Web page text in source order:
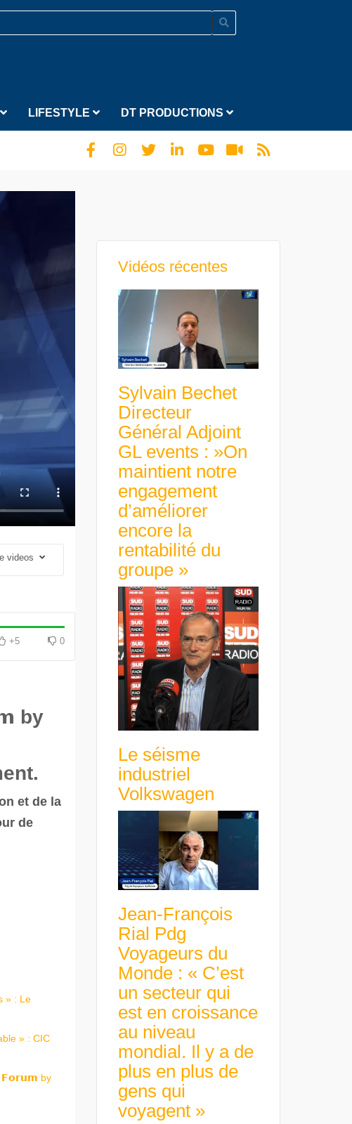
LIFESTYLE DT PRODUCTIONS
Euro numérique : la BCE
avance avec un frein à main !
videos
+5 0
by
et de la
de
» : Le
» : CIC
𝗙𝗼𝗿𝘂𝗺 by
Vidéos récentes
Sylvain Bechet
Directeur
Général Adjoint
GL events : »On
maintient notre
engagement
d’améliorer
encore la
rentabilité du
groupe »
Le séisme
industriel
Volkswagen
Jean-François
Rial Pdg
Voyageurs du
Monde : « C’est
un secteur qui
est en croissance
au niveau
mondial. Il y a de
plus en plus de
gens qui
voyagent »